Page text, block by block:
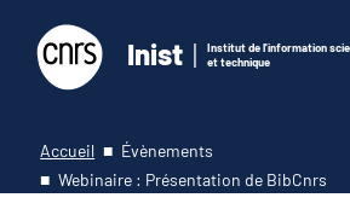
Inist
Institut de l'information
et technique
Accueil
Évènements
Webinaire : Présentation de BibCnrs